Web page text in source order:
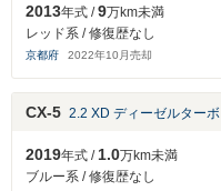
2013年式 /9万km未満
レッド系 / 修復歴なし
京都府 2022年10 月売却
CX-5 2.2 XD ディーゼルターボ
2019年式 /1.0万km未満
ブルー系 / 修復歴なし